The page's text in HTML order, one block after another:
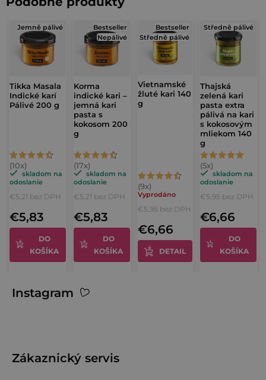
á
p
v
ý
p
s
Jemně pálivé
Tikka Masala
Indické karí
Pálivé 200 g
Priemerné
hodnotenie
4,9
skladom na
odoslanie
€5,21 bez DPH
€5,83
DO
KOŠÍKA
Bestseller
Nepálivé
Korma
indické kari –
jemná kari
pasta s
kokosom 200
g
Priemerné
hodnotenie
4,7
skladom na
odoslanie
€5,21 bez DPH
€5,83
DO
KOŠÍKA
Bestseller
Středně pálivé
Vietnamské
žluté kari 140
g
Priemerné
hodnotenie
produktu
je
4,9
z
Vyprodáno
€5,95 bez DPH
€6,66
DETAIL
Středně pálivé
Thajská
zelená kari
pasta extra
pálivá na kari
s kokosovým
mliekom 140
g
Priemerné
hodnotenie
5,0
odoslanie
€5,95 bez DPH
€6,66
DO
KOŠÍKA
Instagram
Zákaznický servis